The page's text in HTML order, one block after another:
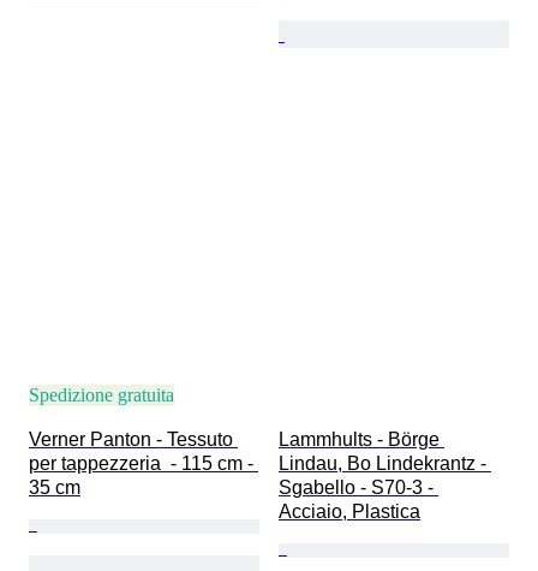
Spedizione gratuita
Verner Panton - Tessuto
per tappezzeria  - 115 cm -
35 cm
Lammhults - Börge
Lindau, Bo Lindekrantz -
Sgabello - S70-3 -
Acciaio, Plastica